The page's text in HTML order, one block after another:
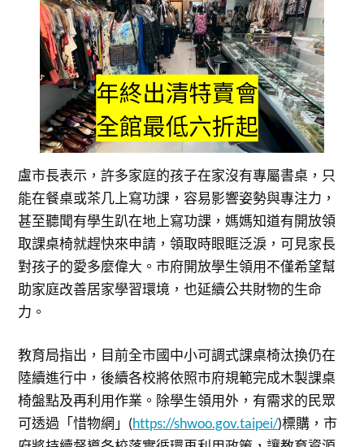
盧市長表示，許多家庭的孩子在家沒有專屬書桌，只
能在餐桌或茶几上寫功課，容易影響姿勢與專注力，
甚至聽聞有學生趴在地上寫功課，媽媽知道有開放領
取課桌椅就趕快來申請，領取時眼眶泛淚，可見家長
對孩子的愛多麼偉大。市府開放學生領用不僅希望幫
助家庭改善居家學習環境，也延續公共財物的生命
力。
教育局指出，目前全市國中小可調式課桌椅汰換仍在
陸續進行中，後續各校將依照市府規範完成木製課桌
椅盤點及再利用作業。除學生領用外，有需求的民眾
可透過「惜物網」(https://shwoo.gov.taipei/)標購，市